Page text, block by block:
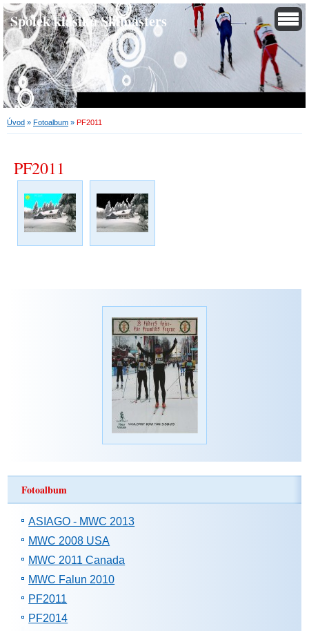
Spolek klasiků Skimasters
Úvod » Fotoalbum » PF2011
PF2011
Fotoalbum
ASIAGO - MWC 2013
MWC 2008 USA
MWC 2011 Canada
MWC Falun 2010
PF2011
PF2014